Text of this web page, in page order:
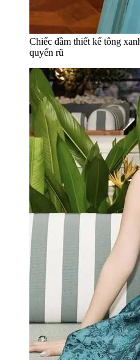
Chiếc đầm thiết kế tông
quyến rũ